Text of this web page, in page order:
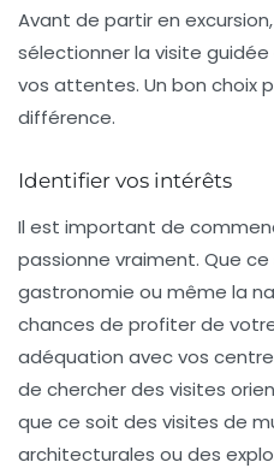
Avant de partir en
sélectionner la visite
vos attentes. Un bon choix
différence.
Identifier vos intérêts
Il est important de
passionne vraiment. Que ce
gastronomie ou même la
chances de profiter de
adéquation avec vos
de chercher des visites
que ce soit des visites de
architecturales ou des